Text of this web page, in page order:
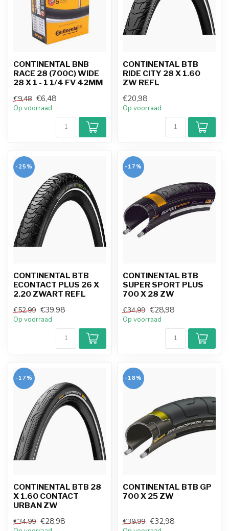
CONTINENTAL BNB
RACE 28 (700C) WIDE
28 X 1 - 1 1/4 FV 42MM
€9,48 €6,48
Op voorraad
CONTINENTAL BTB
RIDE CITY 28 X 1.60
ZW REFL
€20,98
Op voorraad
-25%
CONTINENTAL BTB
ECONTACT PLUS 26 X
2.20 ZWART REFL
€52,99 €39,98
Op voorraad
-17%
CONTINENTAL BTB
SUPER SPORT PLUS
700 X 28 ZW
€34,99 €28,98
Op voorraad
-17%
CONTINENTAL BTB 28
X 1.60 CONTACT
URBAN ZW
€34,99 €28,98
-18%
CONTINENTAL BTB GP
700 X 25 ZW
€39,99 €32,98